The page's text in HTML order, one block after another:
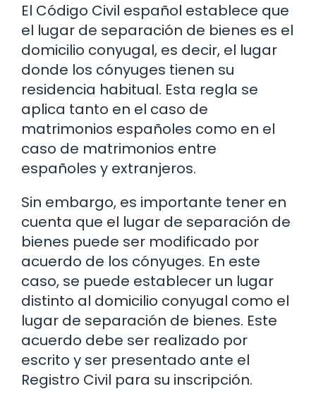
El Código Civil español establece que
el lugar de separación de bienes es el
domicilio conyugal, es decir, el lugar
donde los cónyuges tienen su
residencia habitual. Esta regla se
aplica tanto en el caso de
matrimonios españoles como en el
caso de matrimonios entre
españoles y extranjeros.
Sin embargo, es importante tener en
cuenta que el lugar de separación de
bienes puede ser modificado por
acuerdo de los cónyuges. En este
caso, se puede establecer un lugar
distinto al domicilio conyugal como el
lugar de separación de bienes. Este
acuerdo debe ser realizado por
escrito y ser presentado ante el
Registro Civil para su inscripción.